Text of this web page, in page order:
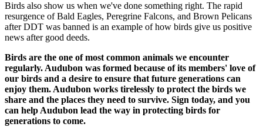
Birds also show us when we've done something right. The rapid
resurgence of Bald Eagles, Peregrine Falcons, and Brown Pelicans
after DDT was banned is an example of how birds give us positive
news after good deeds.
Birds are the one of most common animals we encounter
regularly. Audubon was formed because of its members' love of
our birds and a desire to ensure that future generations can
enjoy them. Audubon works tirelessly to protect the birds we
share and the places they need to survive. Sign today, and you
can help Audubon lead the way in protecting birds for
generations to come.